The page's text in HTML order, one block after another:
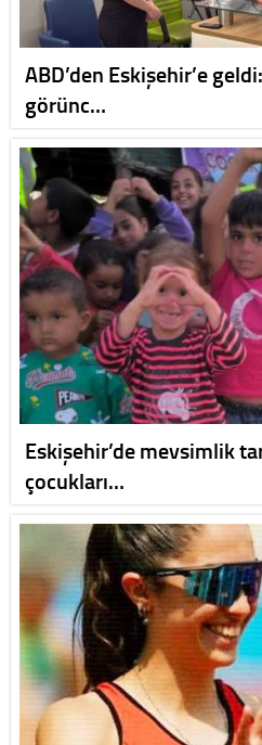
ABD’den Eskişehir’e
görünc…
Eskişehir’de mevsimlik
çocukları…